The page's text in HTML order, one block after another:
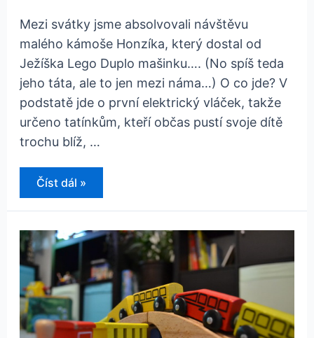
Mezi svátky jsme absolvovali návštěvu
malého kámoše Honzíka, který dostal od
Ježíška Lego Duplo mašinku…. (No spíš teda
jeho táta, ale to jen mezi náma…) O co jde? V
podstatě jde o první elektrický vláček, takže
určeno tatínkům, kteří občas pustí svoje dítě
trochu blíž, …
Lego
Duplo
vláček
deluxe
Číst dál »